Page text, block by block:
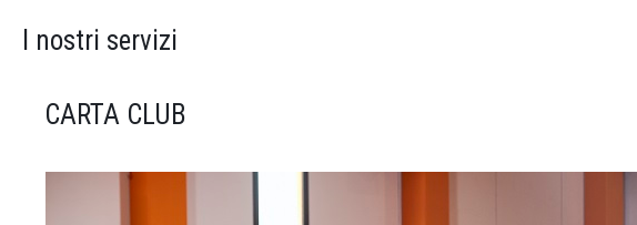
I nostri servizi
CARTA CLUB